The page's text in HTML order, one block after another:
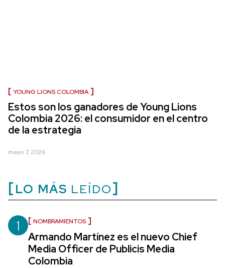
YOUNG LIONS COLOMBIA
Estos son los ganadores de Young Lions
Colombia 2026: el consumidor en el centro
de la estrategia
mayo 7, 2026
LO MÁS LEÍDO
1 NOMBRAMIENTOS
Armando Martínez es el nuevo Chief
Media Officer de Publicis Media
Colombia